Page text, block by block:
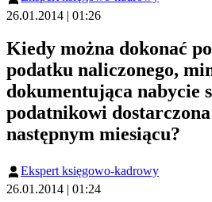
26.01.2014 | 01:26
Kiedy można dokonać
podatku naliczonego,
dokumentująca nabycie
podatnikowi
następnym miesiącu?
Ekspert księgowo-kadrowy
26.01.2014 | 01:24